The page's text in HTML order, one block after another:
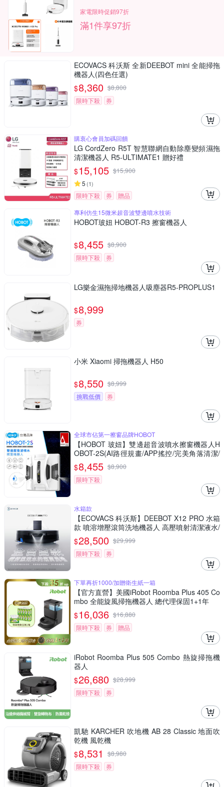
家電限時促銷97折
滿1件享97折
ECOVACS 科沃斯 全新DEEBOT mini 全能掃拖
機器人(四色任選)
$8,360 $8,800
限時下殺
券
購衷心會員加碼回饋
LG CordZero R5T 智慧聯網自動除塵變頻濕拖
清潔機器人 R5-ULTIMATE1 贈好禮
$15,105 $15,900
5 (1)
限時下殺 券
贈品
專利仿生15微米超音波雙邊噴水技術
HOBOT玻妞 HOBOT-R3 擦窗機器人
$8,455 $8,900
限時下殺
券
LG樂金濕拖掃地機器人吸塵器R5-PROPLUS1
$8,999
券
小米 Xiaomi 掃拖機器人 H50
$8,550 $8,999
挑戰低價
券
全球市佔第一擦窗品牌HOBOT
【HOBOT 玻妞】雙邊超音波噴水擦窗機器人H
OBOT-2S(AI路徑規畫/APP搖控/完美角落清潔/
擦窗機/擦玻璃機)
$8,455 $8,900
限時下殺
水箱款
【ECOVACS 科沃斯】DEEBOT X12 PRO 水箱
款 噴溶增壓滾筒洗地機器人 高壓噴射清潔液水/
氮化鎵超充/掃地機器人
$28,500 $29,999
限時下殺
券
下單再折1000/加贈衛生紙一箱
【官方直營】美國iRobot Roomba Plus 405 Co
mbo 全能旋風掃拖機器人 總代理保固1+1年
$16,036 $16,880
限時下殺
券 贈品
iRobot Roomba Plus 505 Combo 熱旋掃拖機
器人
$26,680 $28,999
限時下殺
券
凱馳 KARCHER 吹地機 AB 28 Classic 地面吹
乾機 風乾機
$8,531 $8,980
限時下殺
券